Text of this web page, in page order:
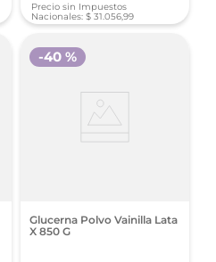
Precio sin Impuestos
Nacionales: $ 31.056,99
Glucerna Polvo Vainilla Lata
X 850 G
-40 %